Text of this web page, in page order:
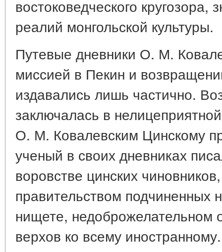
востоковедческого кругозора,
реалий монгольской культуры.
Путевые дневники О. М.
миссией в Пекин и
издавались лишь частично.
заключалась в
О. М. Ковалевским Цинскому
ученый в своих дневниках
воровстве цинских
правительством подчиненных
нищете, недоброжелательном
верхов ко всему иностранному.